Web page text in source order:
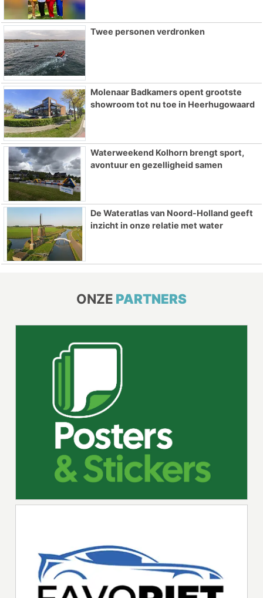
Twee personen verdronken
Molenaar Badkamers opent grootste
showroom tot nu toe in Heerhugowaard
Waterweekend Kolhorn brengt sport,
avontuur en gezelligheid samen
De Wateratlas van Noord-Holland geeft
inzicht in onze relatie met water
ONZE PARTNERS